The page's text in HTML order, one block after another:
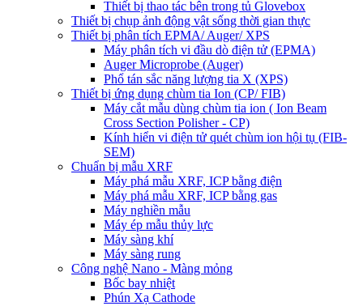
Thiết bị thao tác bên trong tủ Glovebox
Thiết bị chụp ảnh động vật sống thời gian thực
Thiết bị phân tích EPMA/ Auger/ XPS
Máy phân tích vi đầu dò điện tử (EPMA)
Auger Microprobe (Auger)
Phổ tán sắc năng lượng tia X (XPS)
Thiết bị ứng dụng chùm tia Ion (CP/ FIB)
Máy cắt mẫu dùng chùm tia ion ( Ion Beam
Cross Section Polisher - CP)
Kính hiển vi điện tử quét chùm ion hội tụ (FIB-
SEM)
Chuẩn bị mẫu XRF
Máy phá mẫu XRF, ICP bằng điện
Máy phá mẫu XRF, ICP bằng gas
Máy nghiền mẫu
Máy ép mẫu thủy lực
Máy sàng khí
Máy sàng rung
Công nghệ Nano - Màng mỏng
Bốc bay nhiệt
Phún Xạ Cathode